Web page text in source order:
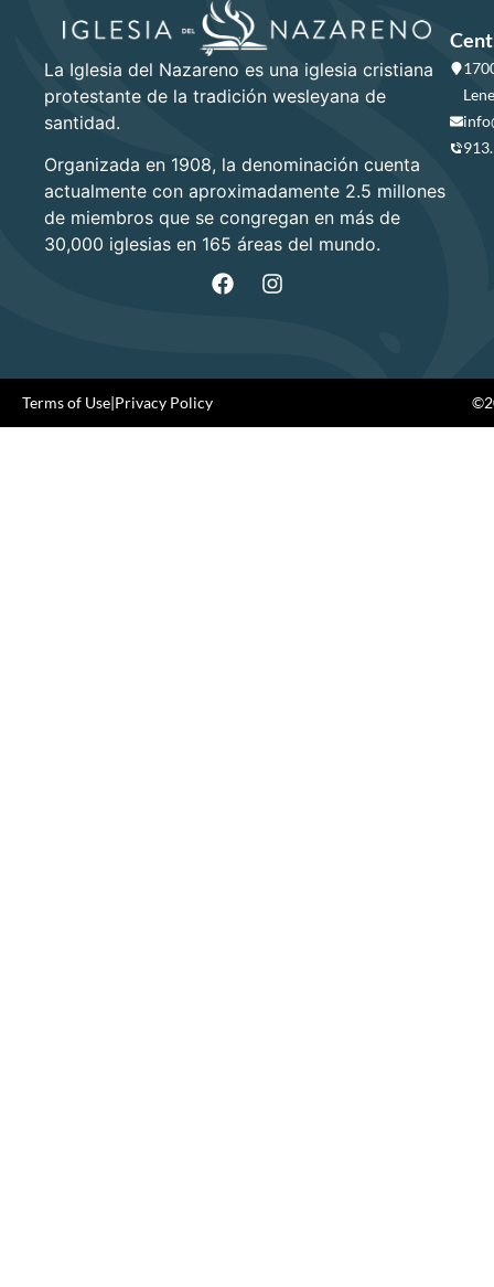
La Iglesia del Nazareno es una iglesia cristiana
protestante de la tradición wesleyana de
santidad.
Organizada en 1908, la denominación cuenta
actualmente con aproximadamente 2.5 millones
de miembros que se congregan en más de
30,000 iglesias en 165 áreas del mundo.
Terms of Use|Privacy Policy